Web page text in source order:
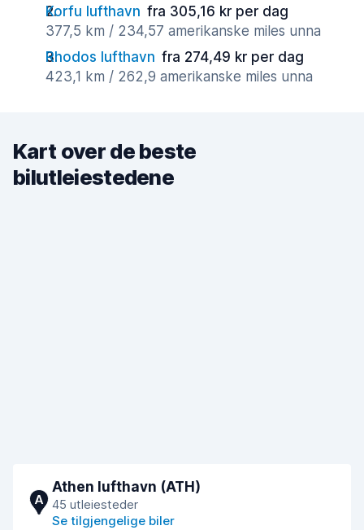
Korfu lufthavn fra 305,16 kr per dag
377,5 km / 234,57 amerikanske miles unna
Rhodos lufthavn fra 274,49 kr per dag
423,1 km / 262,9 amerikanske miles unna
Kart over de beste
bilutleiestedene
A
Athen lufthavn (ATH)
45 utleiesteder
Se tilgjengelige biler